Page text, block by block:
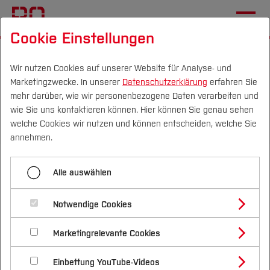
Campus Personen DE|EN Quicklinks
Studium
Studienangebote
Bachelorstudiengänge
Masterstudiengänge
Vor dem Studium
Bewerben & Einschreiben
Bewerbungsportal
Im Studium
Studienbüros und Prüfungen
Nach dem Studium
Forschung & Transfer
Profil
Forschungs- und Transferprofil
Schwerpunkte (FuT)
Beratung & Förderung
Nachhaltigkeit
Nachhaltigkeit studieren
International
Hochschulbibliothek
Aktuelles Meldungen
Menü aufklappen
Meldungen
16.07.2026 Hochschulbibliothek
lawlink- mit einem Klick vom juristischen
Cookie Einstellungen
Wir nutzen Cookies auf unserer Website für Analyse- und
Marketingzwecke. In unserer Datenschutzerklärung erfahren Sie
mehr darüber, wie wir personenbezogene Daten verarbeiten und
wie Sie uns kontaktieren können. Hier können Sie genau sehen
welche Cookies wir nutzen und können entscheiden, welche Sie
annehmen.
Alle auswählen
Notwendige Cookies
Marketingrelevante Cookies
Einbettung YouTube-Videos